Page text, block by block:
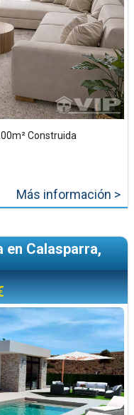
Construida
Más información >
en Calasparra,